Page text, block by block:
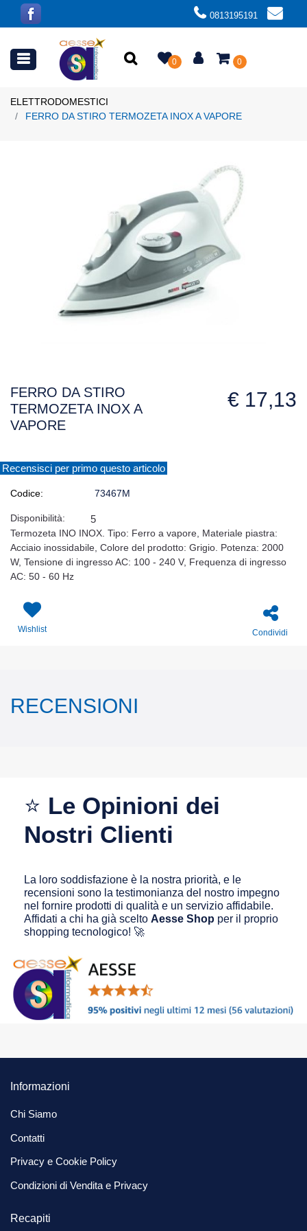
0813195191
Open menu 0 0
ELETTRODOMESTICI
FERRO DA STIRO TERMOZETA INOX A VAPORE
FERRO DA STIRO
TERMOZETA INOX A
VAPORE
€ 17,13
Recensisci per primo questo articolo
Codice: 73467M
Disponibilità: 5
Termozeta INO INOX. Tipo: Ferro a vapore, Materiale piastra:
Acciaio inossidabile, Colore del prodotto: Grigio. Potenza: 2000
W, Tensione di ingresso AC: 100 - 240 V, Frequenza di ingresso
AC: 50 - 60 Hz
Wishlist Condividi
RECENSIONI
⭐ Le Opinioni dei
Nostri Clienti
La loro soddisfazione è la nostra priorità, e le
recensioni sono la testimonianza del nostro impegno
nel fornire prodotti di qualità e un servizio affidabile.
Affidati a chi ha già scelto Aesse Shop per il proprio
shopping tecnologico! 🚀
Informazioni
Chi Siamo
Contatti
Privacy e Cookie Policy
Condizioni di Vendita e Privacy
Recapiti